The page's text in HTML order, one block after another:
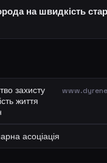
на швидкість
захисту
життя
асоціація